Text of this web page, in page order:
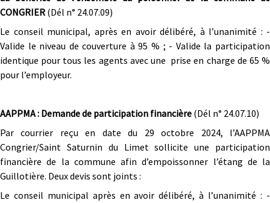
CONGRIER (Dél n° 24.07.09)
Le conseil municipal, après en avoir délibéré, à l’unanimité : -
Valide le niveau de couverture à 95 % ; - Valide la participation
identique pour tous les agents avec une prise en charge de 65 %
pour l’employeur.
AAPPMA : Demande de participation financière (Dél n° 24.07.10)
Par courrier reçu en date du 29 octobre 2024, l’AAPPMA
Congrier/Saint Saturnin du Limet sollicite une participation
financière de la commune afin d’empoissonner l’étang de la
Guillotière. Deux devis sont joints :
Le conseil municipal après en avoir délibéré, à l’unanimité : -